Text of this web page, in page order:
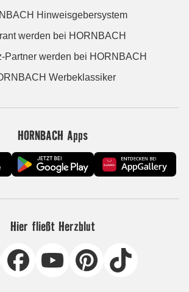
Hinweisgebersystem
werden bei HORNBACH
Partner werden bei HORNBACH
Werbeklassiker
HORNBACH Apps
Hier fließt Herzblut